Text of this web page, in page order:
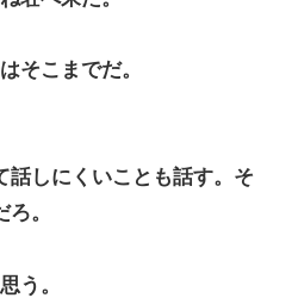
そこまでだ。
話しにくいことも話す。そ
。
う。